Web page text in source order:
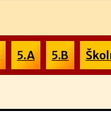
5.A 5.B